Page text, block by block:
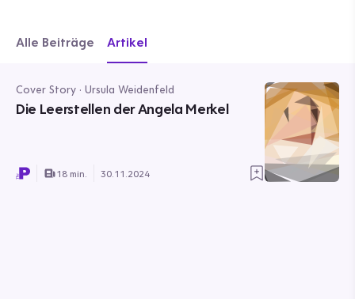
Alle Beiträge Artikel
Cover Story · Ursula Weidenfeld
Die Leerstellen der Angela Merkel
18 min. 30.11.2024